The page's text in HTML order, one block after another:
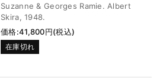
Suzanne & Georges Ramie. Albert
Skira, 1948.
価格:41,800円(税込)
在庫切れ